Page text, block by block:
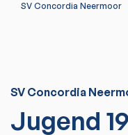
SV Concordia Neermoor
SV Concordia
Jugend 19